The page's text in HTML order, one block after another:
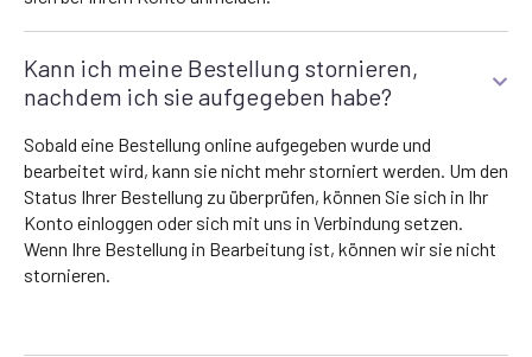
Kann ich meine Bestellung stornieren,
nachdem ich sie aufgegeben habe?
Sobald eine Bestellung online aufgegeben wurde und
bearbeitet wird, kann sie nicht mehr storniert werden. Um den
Status Ihrer Bestellung zu überprüfen, können Sie sich in Ihr
Konto einloggen oder sich mit uns in Verbindung setzen.
Wenn Ihre Bestellung in Bearbeitung ist, können wir sie nicht
stornieren.